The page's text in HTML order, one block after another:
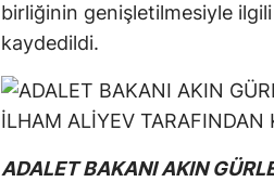
birliğinin genişletilmesiyle
kaydedildi.
ADALET BAKANI AKIN